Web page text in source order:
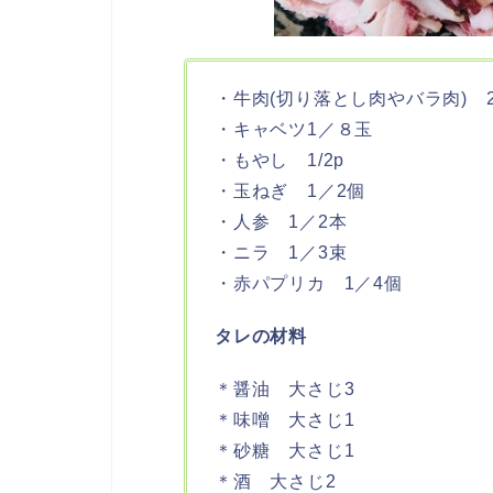
・牛肉(切り落とし肉やバラ肉)
・キャベツ1／８玉
・もやし 1/2p
・玉ねぎ 1／2個
・人参 1／2本
・ニラ 1／3束
・赤パプリカ 1／4個
タレの材料
＊醤油 大さじ3
＊味噌 大さじ1
＊砂糖 大さじ1
＊酒 大さじ2